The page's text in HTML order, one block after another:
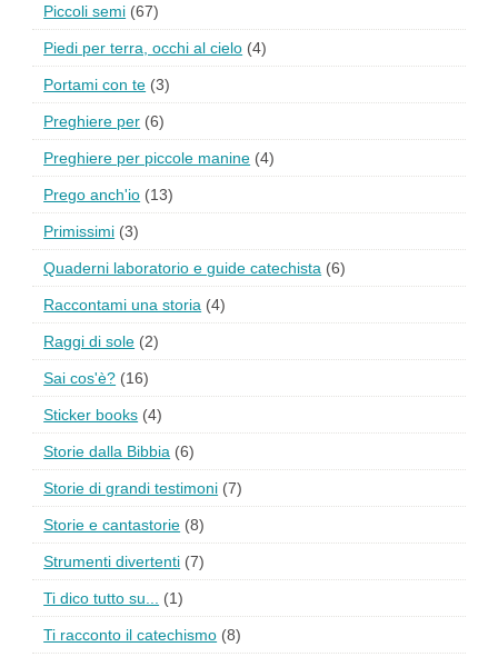
Piccoli semi (67)
Piedi per terra, occhi al cielo (4)
Portami con te (3)
Preghiere per (6)
Preghiere per piccole manine (4)
Prego anch'io (13)
Primissimi (3)
Quaderni laboratorio e guide catechista (6)
Raccontami una storia (4)
Raggi di sole (2)
Sai cos'è? (16)
Sticker books (4)
Storie dalla Bibbia (6)
Storie di grandi testimoni (7)
Storie e cantastorie (8)
Strumenti divertenti (7)
Ti dico tutto su... (1)
Ti racconto il catechismo (8)